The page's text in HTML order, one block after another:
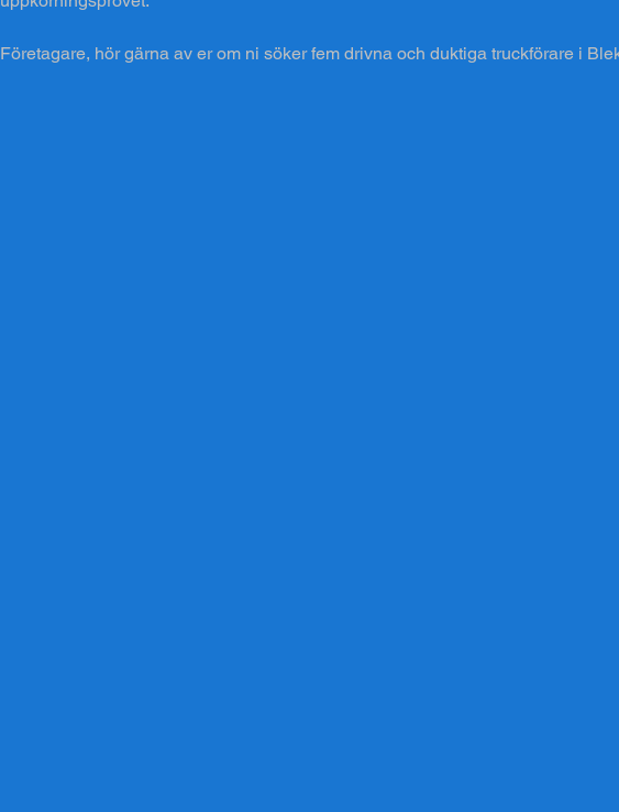
Företagare, hör gärna av er om ni söker fem drivna och duktiga truckförare i